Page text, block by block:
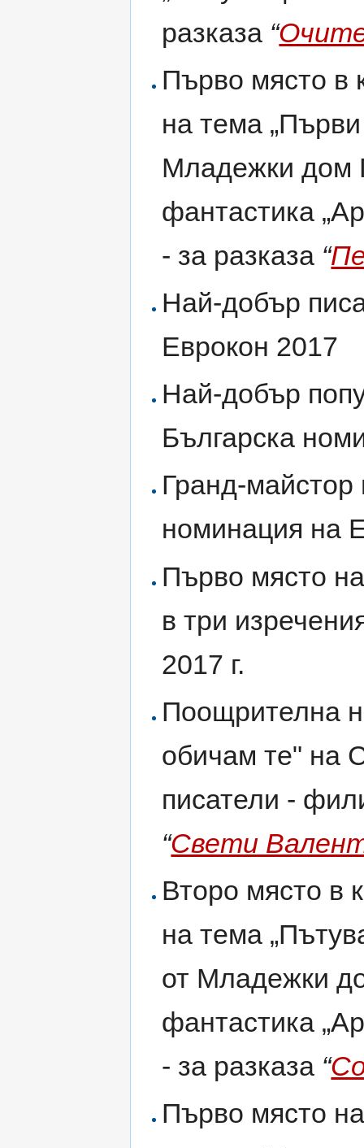
разказа “
Първо място в
на тема „Първи
Младежки дом
фантастика
- за разказа “
Най-добър
Еврокон 2017
Най-добър
Българска
Гранд-майстор
номинация на
Първо място
в три
2017 г.
Поощрителна
обичам те" на
писатели -
“Свети
Второ място в
на тема
от Младежки
фантастика
- за разказа “
Първо място